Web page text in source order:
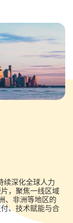
续深化全球人力
，聚焦一线区域
、非洲等地区的
、技术赋能与合